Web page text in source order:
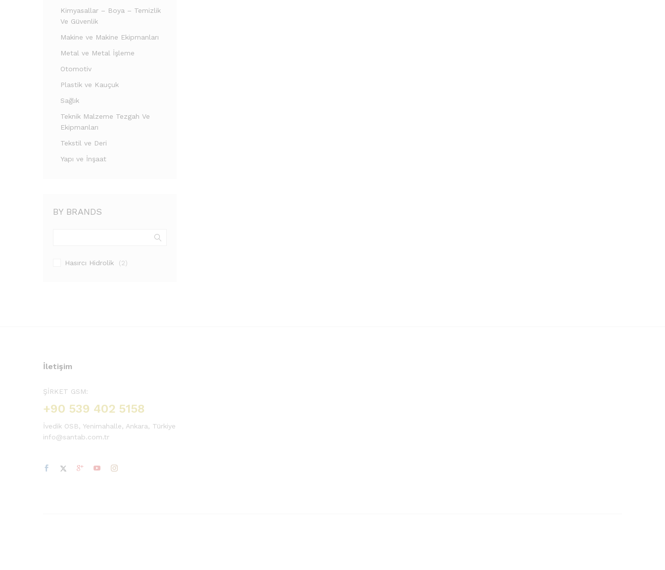
Kimyasallar – Boya – Temizlik
Ve Güvenlik
Makine ve Makine Ekipmanları
Metal ve Metal İşleme
Otomotiv
Plastik ve Kauçuk
Sağlık
Teknik Malzeme Tezgah Ve
Ekipmanları
Tekstil ve Deri
Yapı ve İnşaat
BY BRANDS
Hasırcı Hidrolik (2)
İletişim
ŞİRKET GSM:
+90 539 402 5158
İvedik OSB, Yenimahalle, Ankara, Türkiye
info@santab.com.tr